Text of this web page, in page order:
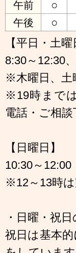
午前
○
午後 ○
【平日・土曜
8:30～12:30
※木曜日、土
※19時まで
電話・ご相談
【日曜日】
10:30～12:00
※12～13時は
・日曜・祝
祝日は基本